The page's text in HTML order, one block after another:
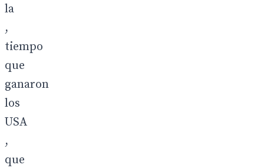
la
,
tiempo
que
ganaron
los
USA
,
que